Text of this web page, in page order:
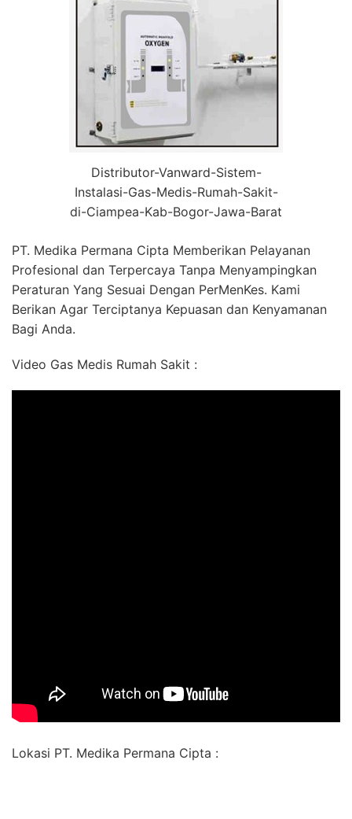
Distributor-Vanward-Sistem-
Instalasi-Gas-Medis-Rumah-Sakit-
di-Ciampea-Kab-Bogor-Jawa-Barat
PT. Medika Permana Cipta Memberikan Pelayanan
Profesional dan Terpercaya Tanpa Menyampingkan
Peraturan Yang Sesuai Dengan PerMenKes. Kami
Berikan Agar Terciptanya Kepuasan dan Kenyamanan
Bagi Anda.
Video Gas Medis Rumah Sakit :
Lokasi PT. Medika Permana Cipta :